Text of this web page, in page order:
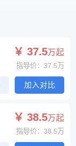
￥ 37.5万起
指导价：37.5万
加入对比
￥ 38.5万起
指导价：38.5万